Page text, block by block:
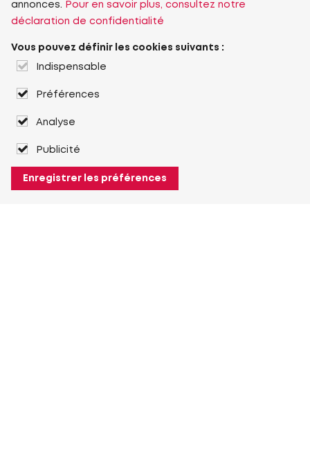
annonces.
Pour en savoir plus, consultez notre
déclaration de confidentialité
Vous pouvez définir les cookies suivants :
Indispensable
Préférences
Analyse
Publicité
Enregistrer les préférences